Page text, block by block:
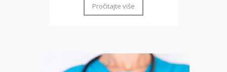
Pročitajte više